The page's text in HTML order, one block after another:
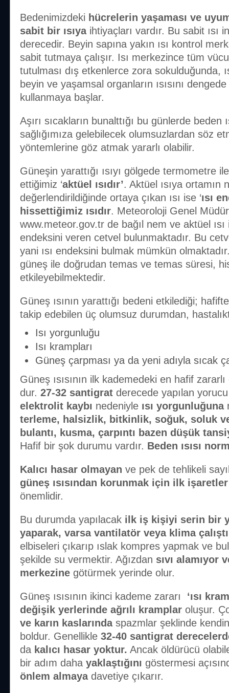
Bedenimizdeki hücrelerin yaşaması ve
sabit bir ısıyaihtiyaçları vardır. Bu sabit ısı
derecedir. Beyin sapına yakın ısı kontrol
sabit tutmaya çalışır. Isı merkezince tüm
tutulması dış etkenlerce zora sokulduğunda,
beyin ve yaşamsal organların ısısını
kullanmaya başlar.
Aşırı sıcakların bunalttığı bu günlerde beden
sağlığımıza gelebilecek olumsuzlardan söz
yöntemlerine göz atmak yararlı olabilir.
Güneşin yarattığı ısıyı gölgede termometre
ettiğimiz ‘aktüel ısıdır’. Aktüel ısıya ortamın
değerlendirildiğinde ortaya çıkan ısı ise ‘ısı
hissettiğimiz ısıdır. Meteoroloji Genel
www.meteor.gov.tr de bağıl nem ve aktüel ısı
endeksini veren cetvel bulunmaktadır. Bu
yani ısı endeksini bulmak mümkün
güneş ile doğrudan temas ve temas süresi,
etkileyebilmektedir.
Güneş ısının yarattığı bedeni etkilediği;
takip edebilen üç olumsuz durumdan,
Isı yorgunluğu
Isı krampları
Güneş çarpması ya da yeni adıyla sıcak
Güneş ısısının ilk kademedeki en hafif
dur. 27-32 santigrat derecede yapılan
elektrolit kaybı nedeniyle ısı yorgunluğuna
terleme, halsizlik, bitkinlik, soğuk, soluk
bulantı, kusma, çarpıntı bazen düşük
Hafif bir şok durumu vardır. Beden ısısı
Kalıcı hasar olmayan ve pek de tehlikeli
güneş ısısından korunmak için ilk işaretler
önemlidir.
Bu durumda yapılacak ilk iş kişiyi serin bir
yaparak, varsa vantilatör veya klima
elbiseleri çıkarıp ıslak kompres yapmak ve
şekilde su vermektir. Ağızdan sıvı alamıyor
merkezine götürmek yerinde olur.
Güneş ısısının ikinci kademe zararı ‘ısı
değişik yerlerinde ağrılı kramplar oluşur.
ve karın kaslarındaspazmlar şeklinde
boldur. Genellikle 32-40 santigrat
da kalıcı hasar yoktur. Ancak öldürücü
bir adım daha yaklaştığını göstermesi
önlem almayadavetiye çıkarır.